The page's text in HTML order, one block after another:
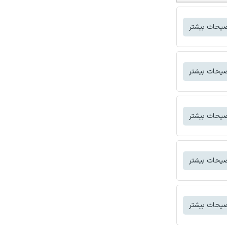
بیشتر
بیشتر
بیشتر
بیشتر
بیشتر